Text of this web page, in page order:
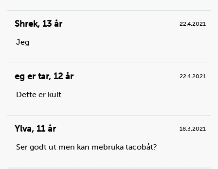
vann:til koking ,
Shrek, 13 år 22.4.2021
Jeg
eg er tar, 12 år 22.4.2021
Dette er kult
Ylva, 11 år 18.3.2021
Ser godt ut men kan mebruka tacobåt?